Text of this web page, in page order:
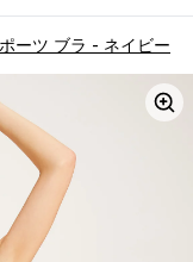
ーツ ブラ - ネイビー